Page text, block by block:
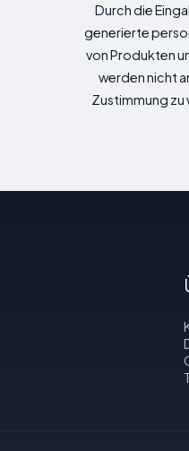
Durch die
generierte
von Produkten
werden nicht
Zustimmung zu